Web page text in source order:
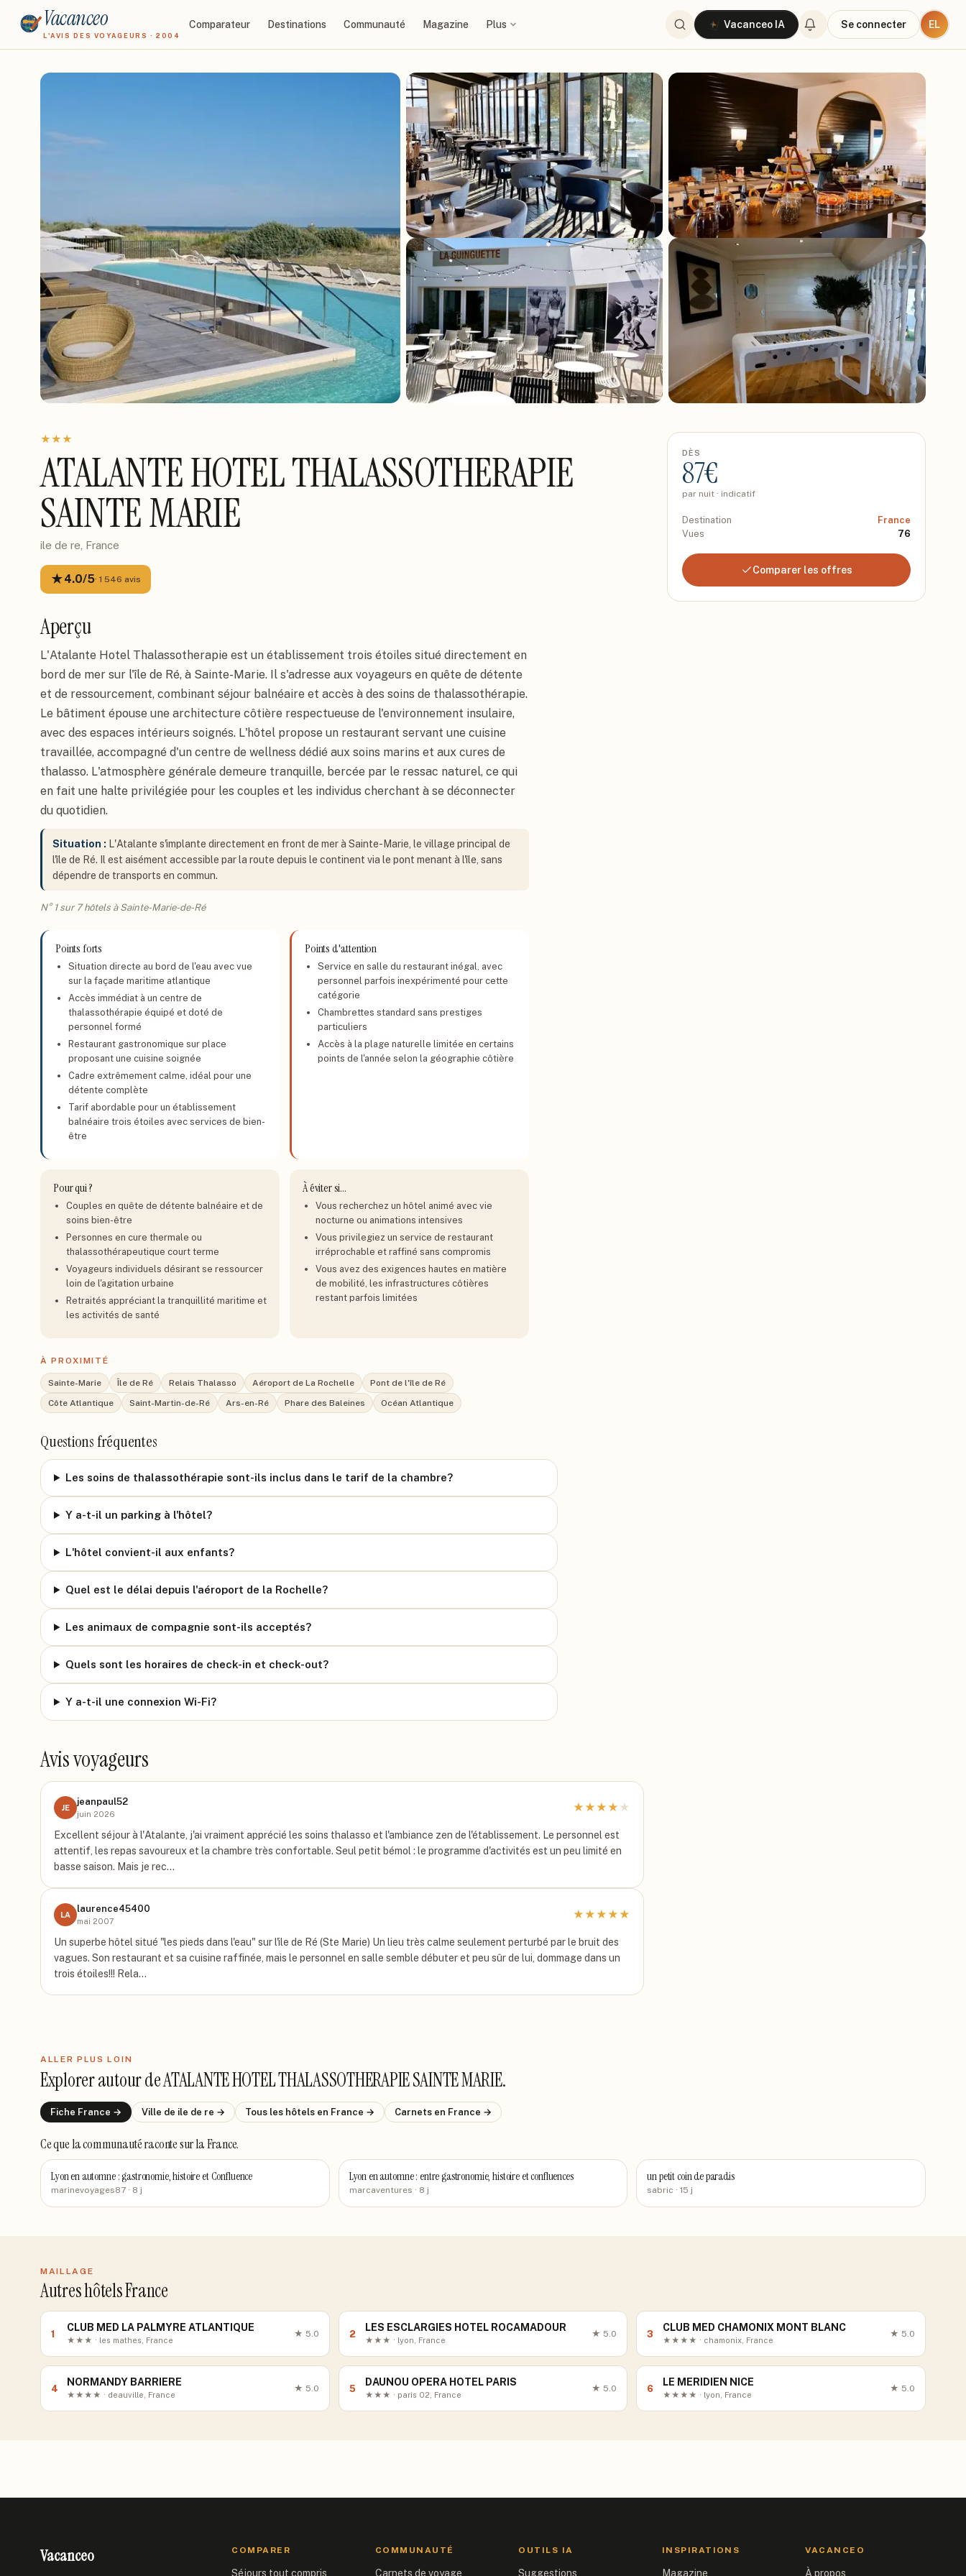
Vacanceo
L'AVIS DES VOYAGEURS · 2004
Comparateur Destinations Communauté Magazine Plus Vacanceo IA Se connecter EL
★★★
ATALANTE HOTEL THALASSOTHERAPIE
SAINTE MARIE
ile de re, France
★4.0/5· 1 546 avis
Aperçu
L'Atalante Hotel Thalassotherapie est un établissement trois étoiles situé directement en
bord de mer sur l'île de Ré, à Sainte-Marie. Il s'adresse aux voyageurs en quête de détente
et de ressourcement, combinant séjour balnéaire et accès à des soins de thalassothérapie.
Le bâtiment épouse une architecture côtière respectueuse de l'environnement insulaire,
avec des espaces intérieurs soignés. L'hôtel propose un restaurant servant une cuisine
travaillée, accompagné d'un centre de wellness dédié aux soins marins et aux cures de
thalasso. L'atmosphère générale demeure tranquille, bercée par le ressac naturel, ce qui
en fait une halte privilégiée pour les couples et les individus cherchant à se déconnecter
du quotidien.
Situation : L'Atalante s'implante directement en front de mer à Sainte-Marie, le village principal de
l'île de Ré. Il est aisément accessible par la route depuis le continent via le pont menant à l'île, sans
dépendre de transports en commun.
N° 1 sur 7 hôtels à Sainte-Marie-de-Ré
Points forts
Situation directe au bord de l'eau avec vue
sur la façade maritime atlantique
Accès immédiat à un centre de
thalassothérapie équipé et doté de
personnel formé
Restaurant gastronomique sur place
proposant une cuisine soignée
Cadre extrêmement calme, idéal pour une
détente complète
Tarif abordable pour un établissement
balnéaire trois étoiles avec services de bien-
être
Points d'attention
Service en salle du restaurant inégal, avec
personnel parfois inexpérimenté pour cette
catégorie
Chambrettes standard sans prestiges
particuliers
Accès à la plage naturelle limitée en certains
points de l'année selon la géographie côtière
Pour qui ?
Couples en quête de détente balnéaire et de
soins bien-être
Personnes en cure thermale ou
thalassothérapeutique court terme
Voyageurs individuels désirant se ressourcer
loin de l'agitation urbaine
Retraités appréciant la tranquillité maritime et
les activités de santé
À éviter si…
Vous recherchez un hôtel animé avec vie
nocturne ou animations intensives
Vous privilegiez un service de restaurant
irréprochable et raffiné sans compromis
Vous avez des exigences hautes en matière
de mobilité, les infrastructures côtières
restant parfois limitées
À PROXIMITÉ
Sainte-Marie Île de Ré Relais Thalasso Aéroport de La Rochelle
Pont de l'île de Ré
Côte Atlantique
Saint-Martin-de-Ré Ars-en-Ré Phare des Baleines Océan Atlantique
Questions fréquentes
Les soins de thalassothérapie sont-ils inclus dans le tarif de la chambre?
Y a-t-il un parking à l'hôtel?
L'hôtel convient-il aux enfants?
Quel est le délai depuis l'aéroport de la Rochelle?
Les animaux de compagnie sont-ils acceptés?
Quels sont les horaires de check-in et check-out?
Y a-t-il une connexion Wi-Fi?
Avis voyageurs
JE
jeanpaul52
juin 2026
★★★★ ★
Excellent séjour à l'Atalante, j'ai vraiment apprécié les soins thalasso et l'ambiance zen de l'établissement. Le personnel est
attentif, les repas savoureux et la chambre très confortable. Seul petit bémol : le programme d'activités est un peu limité en
basse saison. Mais je rec…
LA
laurence45400
mai 2007
★★★★★
Un superbe hôtel situé "les pieds dans l'eau" sur l'ile de Ré (Ste Marie) Un lieu très calme seulement perturbé par le bruit des
vagues. Son restaurant et sa cuisine raffinée, mais le personnel en salle semble débuter et peu sûr de lui, dommage dans un
trois étoiles!!! Rela…
DÈS
87€
par nuit · indicatif
Destination
France
Vues
76
Comparer les offres
ALLER PLUS LOIN
Explorer autour deATALANTE HOTEL THALASSOTHERAPIE SAINTE MARIE.
Fiche France → Ville de ile de re → Tous les hôtels en France → Carnets en France →
Ce que la communauté racontesur la France.
Lyon en automne : gastronomie, histoire et Confluence
marinevoyages87 · 8 j
Lyon en automne : entre gastronomie, histoire et confluences
marcaventures · 8 j
un petit coin de paradis
sabric · 15 j
MAILLAGE
Autres hôtels France
1
CLUB MED LA PALMYRE ATLANTIQUE
★★★ · les mathes, France
★ 5.0 2
LES ESCLARGIES HOTEL ROCAMADOUR
★★★ · lyon, France
★ 5.0 3
CLUB MED CHAMONIX MONT BLANC
★★★★ · chamonix, France
★ 5.0
4
NORMANDY BARRIERE
★★★★ · deauville, France
★ 5.0 5
DAUNOU OPERA HOTEL PARIS
★★★ · paris 02, France
★ 5.0 6
LE MERIDIEN NICE
★★★★ · lyon, France
★ 5.0
Vacanceo COMPARER
Séjours tout compris
COMMUNAUTÉ
Carnets de voyage
OUTILS IA
Suggestions
INSPIRATIONS
Magazine
VACANCEO
À propos